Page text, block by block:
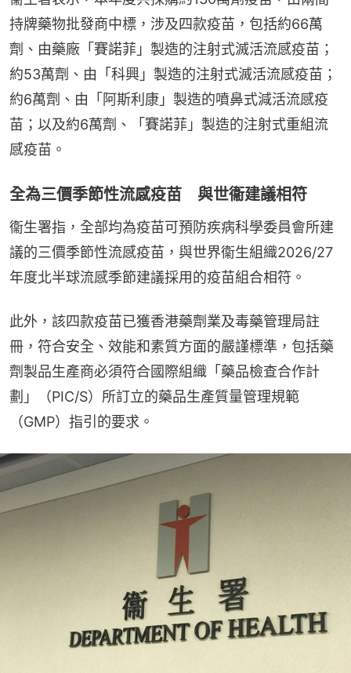
持牌藥物批發商中標，涉及四款疫苗，包括約66萬
劑、由藥廠「賽諾菲」製造的注射式滅活流感疫苗；
約53萬劑、由「科興」製造的注射式滅活流感疫苗；
約6萬劑、由「阿斯利康」製造的噴鼻式減活流感疫
苗；以及約6萬劑、「賽諾菲」製造的注射式重組流
感疫苗。
全為三價季節性流感疫苗 與世衞建議相符
衞生署指，全部均為疫苗可預防疾病科學委員會所建
議的三價季節性流感疫苗，與世界衞生組織2026/27
年度北半球流感季節建議採用的疫苗組合相符。
此外，該四款疫苗已獲香港藥劑業及毒藥管理局註
冊，符合安全、效能和素質方面的嚴謹標準，包括藥
劑製品生產商必須符合國際組織「藥品檢查合作計
劃」（PIC/S）所訂立的藥品生產質量管理規範
（GMP）指引的要求。